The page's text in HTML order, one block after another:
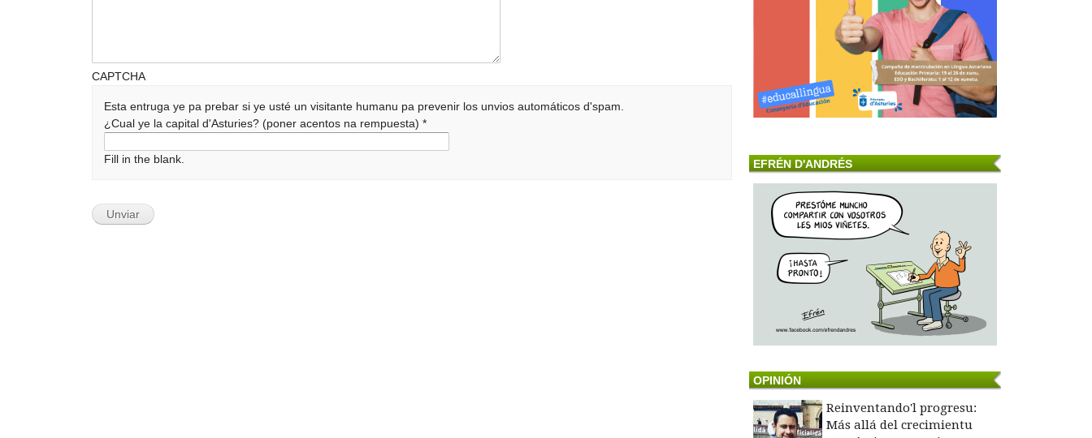
CAPTCHA
Esta entruga ye pa prebar si ye usté un visitante humanu pa prevenir los unvios automáticos d'spam.
¿Cual ye la capital d'Asturies? (poner acentos na rempuesta)*
Fill in the blank. EFRÉN D'ANDRÉS
OPINIÓN
Reinventando'l progresu:
Más allá del crecimientu